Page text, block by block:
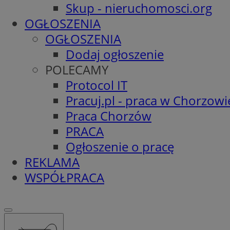
Skup - nieruchomosci.org
OGŁOSZENIA
OGŁOSZENIA
Dodaj ogłoszenie
POLECAMY
Protocol IT
Pracuj.pl - praca w
Praca Chorzów
PRACA
Ogłoszenie o pracę
REKLAMA
WSPÓŁPRACA